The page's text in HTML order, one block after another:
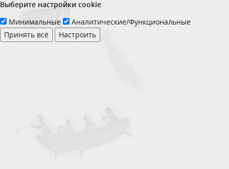
Выберите настройки cookie
Минимальные
Аналитические/Функциональные
Принять всё
Настроить